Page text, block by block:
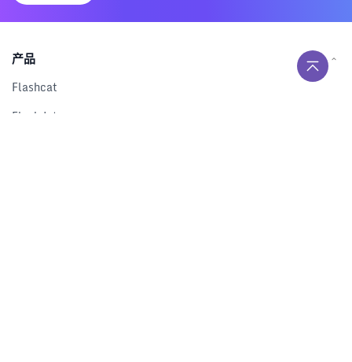
产品
Flashcat
Flashduty